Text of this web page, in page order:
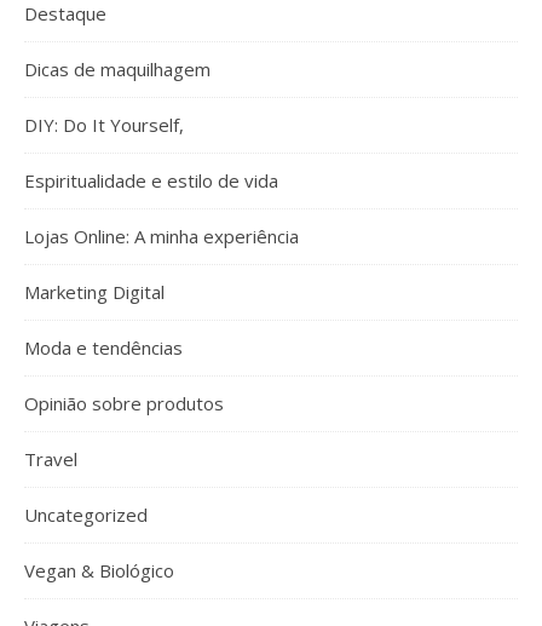
Destaque
Dicas de maquilhagem
DIY: Do It Yourself,
Espiritualidade e estilo de vida
Lojas Online: A minha experiência
Marketing Digital
Moda e tendências
Opinião sobre produtos
Travel
Uncategorized
Vegan & Biológico